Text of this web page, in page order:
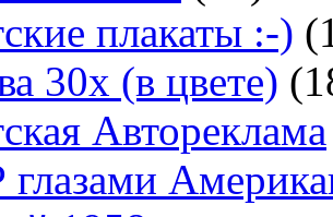
плакаты :-)
30x (в цвете)
Автореклама